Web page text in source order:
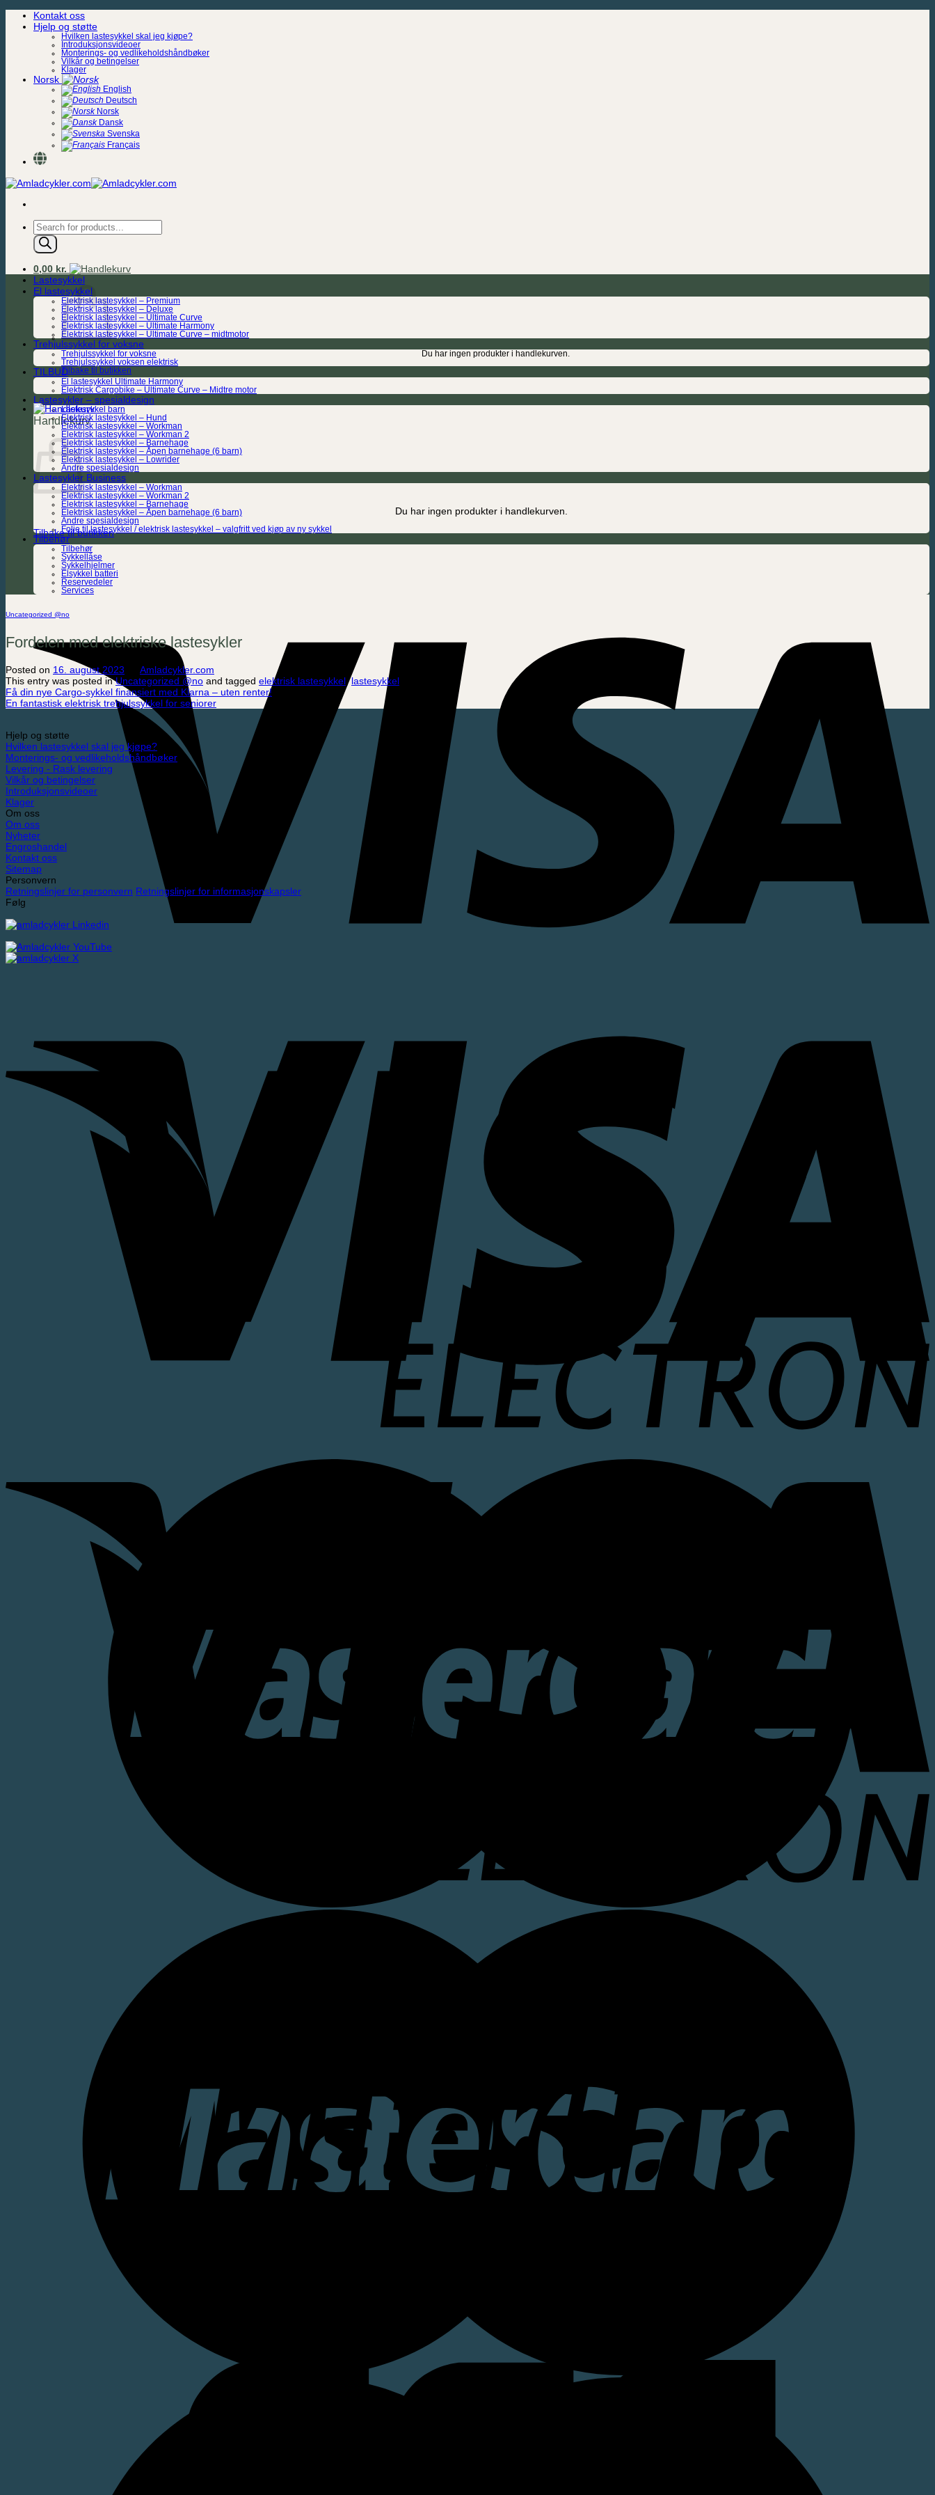
Skip
Kontakt oss
Hjelp og støtte
Hvilken lastesykkel skal jeg kjøpe?
Introduksjonsvideoer
Monterings- og vedlikeholdshåndbøker
Vilkår og betingelser
Klager
Norsk
English
Deutsch
Norsk
Dansk
Svenska
Français
Products
search
0,00 kr.
Du har ingen produkter i handlekurven.
Tilbake til butikken
Handlekurv
Du har ingen produkter i handlekurven.
Tilbake til butikken
Lastesykkel
El lastesykkel
Elektrisk lastesykkel – Premium
Elektrisk lastesykkel – Deluxe
Elektrisk lastesykkel – Ultimate Curve
Elektrisk lastesykkel – Ultimate Harmony
Elektrisk lastesykkel – Ultimate Curve – midtmotor
Trehjulssykkel for voksne
Trehjulssykkel for voksne
Trehjulssykkel voksen elektrisk
TILBUD
El lastesykkel Ultimate Harmony
Elektrisk Cargobike – Ultimate Curve – Midtre motor
Lastesykler – spesialdesign
Lastesykkel barn
Elektrisk lastesykkel – Hund
Elektrisk lastesykkel – Workman
Elektrisk lastesykkel – Workman 2
Elektrisk lastesykkel – Barnehage
Elektrisk lastesykkel – Åpen barnehage (6 barn)
Elektrisk lastesykkel – Lowrider
Andre spesialdesign
Lastesykler Business
Elektrisk lastesykkel – Workman
Elektrisk lastesykkel – Workman 2
Elektrisk lastesykkel – Barnehage
Elektrisk lastesykkel – Åpen barnehage (6 barn)
Andre spesialdesign
Folie til lastesykkel / elektrisk lastesykkel – valgfritt ved kjøp av ny sykkel
Tilbehør
Tilbehør
Sykkellåse
Sykkelhjelmer
Elsykkel batteri
Reservedeler
Services
Uncategorized @no
Fordelen med elektriske lastesykler
Posted on 16. august 2023
Amladcykler.com
This entry was posted inUncategorized @no and tagged elektrisk lastesykkel,lastesykkel
Få din nye Cargo-sykkel finansiert med Klarna – uten renter!
En fantastisk elektrisk trehjulssykkel for seniorer
Hjelp og støtte
Hvilken lastesykkel skal jeg kjøpe?
Monterings- og vedlikeholdshåndbøker
Levering - Rask levering
Vilkår og betingelser
Introduksjonsvideoer
Klager
Om oss
Om oss
Nyheter
Engroshandel
Kontakt oss
Sitemap
Personvern
Retningslinjer for personvern Retningslinjer for informasjonskapsler
Følg